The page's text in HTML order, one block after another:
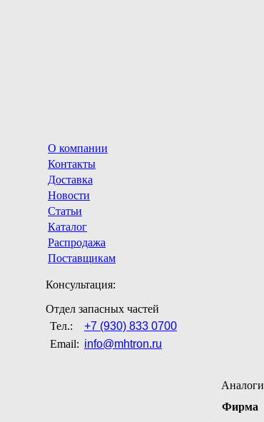
О компании
Контакты
Доставка
Новости
Статьи
Каталог
Распродажа
Поставщикам
Консультация:
Отдел запасных частей
Тел.:
+7 (930) 833 0700
Email: info@mhtron.ru
Аналоги
Фирма